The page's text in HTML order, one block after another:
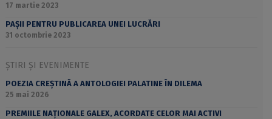
17 martie 2023
PAȘII PENTRU PUBLICAREA UNEI LUCRĂRI
31 octombrie 2023
ȘTIRI ȘI EVENIMENTE
POEZIA CREȘTINĂ A ANTOLOGIEI PALATINE ÎN DILEMA
25 mai 2026
PREMIILE NAȚIONALE GALEX, ACORDATE CELOR MAI ACTIVI